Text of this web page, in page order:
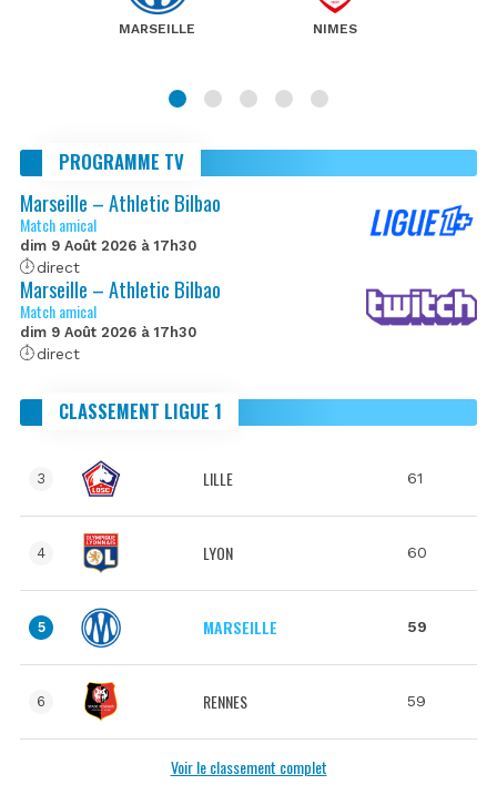
MARSEILLE NIMES
PROGRAMME TV
Marseille – Athletic Bilbao
Match amical
dim 9 Août 2026 à 17h30
direct
Marseille – Athletic Bilbao
Match amical
dim 9 Août 2026 à 17h30
direct
CLASSEMENT LIGUE 1
3 LILLE 61
4 LYON 60
5 MARSEILLE 59
6 RENNES 59
Voir le classement complet